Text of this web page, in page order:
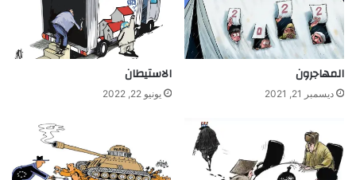
المهاجرون
ديسمبر 21, 2021
الاستيطان
يونيو 22, 2022